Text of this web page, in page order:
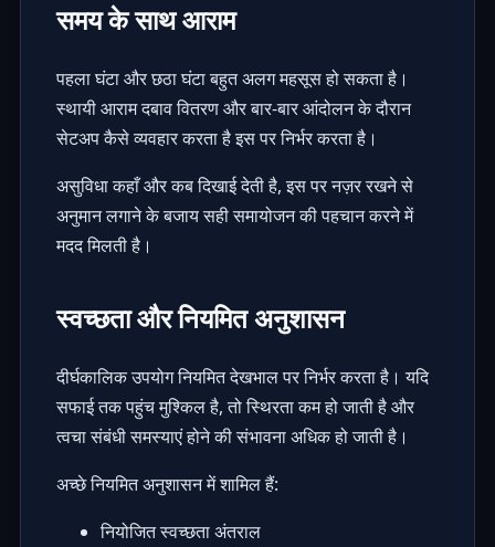
समय के साथ आराम
पहला घंटा और छठा घंटा बहुत अलग महसूस हो सकता है।
स्थायी आराम दबाव वितरण और बार-बार आंदोलन के दौरान
सेटअप कैसे व्यवहार करता है इस पर निर्भर करता है।
असुविधा कहाँ और कब दिखाई देती है, इस पर नज़र रखने से
अनुमान लगाने के बजाय सही समायोजन की पहचान करने में
मदद मिलती है।
स्वच्छता और नियमित अनुशासन
दीर्घकालिक उपयोग नियमित देखभाल पर निर्भर करता है। यदि
सफाई तक पहुंच मुश्किल है, तो स्थिरता कम हो जाती है और
त्वचा संबंधी समस्याएं होने की संभावना अधिक हो जाती है।
अच्छे नियमित अनुशासन में शामिल हैं:
नियोजित स्वच्छता अंतराल